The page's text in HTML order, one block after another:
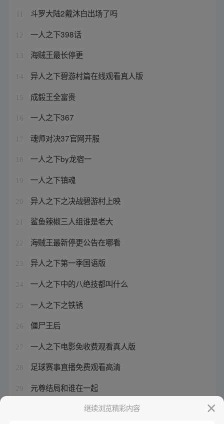
斗罗大陆2戴沐白出场了吗
12 一人之下398话
13 海贼王最长停更
14 异人之下碧游村篇在线观看真人版
15 成毅王全富贵
16 一人之下367
17 魂师对决37官网开服
18 一人之下by龙宿一
19 一人之下镇魂
20 异人之下之决战碧游村上映
21 鲨鱼辣椒三人组谁是老大
22 海贼王最新停更公告在哪看
23 异人之下第一季国语版
24 一人之下中的八绝技都叫什么
25 一人之下之铁锈
26 僵尸王后
27 一人之下电影免收费观看真人版
28 足球赛事直播免费观看高清
29 元尊结局和谁在一起
一人之下观影体真相继续浏览精彩内容